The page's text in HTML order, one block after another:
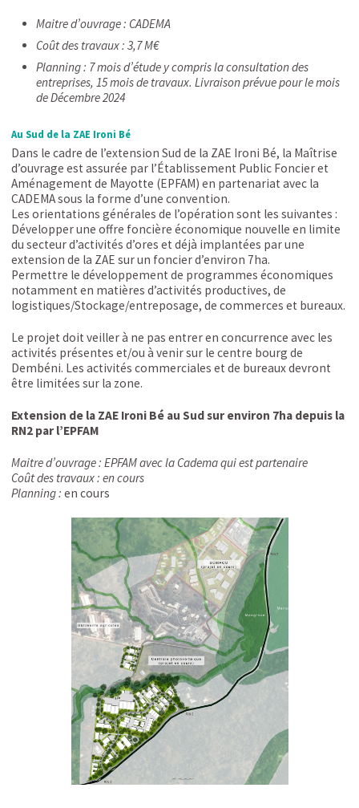
Maitre d’ouvrage : CADEMA
Coût des travaux : 3,7 M€
Planning : 7 mois d’étude y compris la consultation des
entreprises, 15 mois de travaux. Livraison prévue pour le mois
de Décembre 2024
Au Sud de la ZAE Ironi Bé
Dans le cadre de l’extension Sud de la ZAE Ironi Bé, la Maîtrise
d’ouvrage est assurée par l’Établissement Public Foncier et
Aménagement de Mayotte (EPFAM) en partenariat avec la
CADEMA sous la forme d’une convention.
Les orientations générales de l’opération sont les suivantes :
Développer une offre foncière économique nouvelle en limite
du secteur d’activités d’ores et déjà implantées par une
extension de la ZAE sur un foncier d’environ 7ha.
Permettre le développement de programmes économiques
notamment en matières d’activités productives, de
logistiques/Stockage/entreposage, de commerces et bureaux.
Le projet doit veiller à ne pas entrer en concurrence avec les
activités présentes et/ou à venir sur le centre bourg de
Dembéni. Les activités commerciales et de bureaux devront
être limitées sur la zone.
Extension de la ZAE Ironi Bé au Sud sur environ 7ha depuis la
RN2 par l’EPFAM
Maitre d’ouvrage : EPFAM avec la Cadema qui est partenaire
Coût des travaux : en cours
Planning : en cours